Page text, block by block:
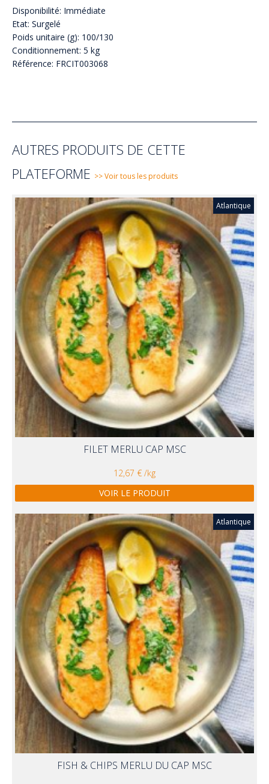
Disponibilité: Immédiate
Etat: Surgelé
Poids unitaire (g): 100/130
Conditionnement: 5 kg
Référence: FRCIT003068
AUTRES PRODUITS DE CETTE
PLATEFORME >> Voir tous les produits
Atlantique
FILET MERLU CAP MSC
12,67 € /kg
VOIR LE PRODUIT
Atlantique
FISH & CHIPS MERLU DU CAP MSC